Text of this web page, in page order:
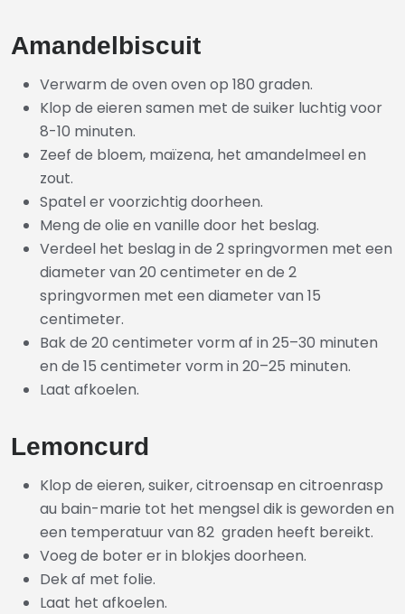
Amandelbiscuit
Verwarm de oven oven op 180 graden.
Klop de eieren samen met de suiker luchtig voor
8-10 minuten.
Zeef de bloem, maïzena, het amandelmeel en
zout.
Spatel er voorzichtig doorheen.
Meng de olie en vanille door het beslag.
Verdeel het beslag in de 2 springvormen met een
diameter van 20 centimeter en de 2
springvormen met een diameter van 15
centimeter.
Bak de 20 centimeter vorm af in 25–30 minuten
en de 15 centimeter vorm in 20–25 minuten.
Laat afkoelen.
Lemoncurd
Klop de eieren, suiker, citroensap en citroenrasp
au bain-marie tot het mengsel dik is geworden en
een temperatuur van 82 graden heeft bereikt.
Voeg de boter er in blokjes doorheen.
Dek af met folie.
Laat het afkoelen.